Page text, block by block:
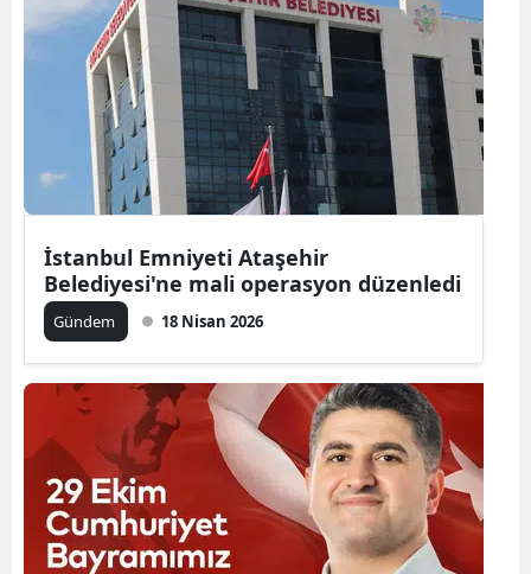
İstanbul Emniyeti Ataşehir
Belediyesi'ne mali operasyon düzenledi
Gündem 18 Nisan 2026